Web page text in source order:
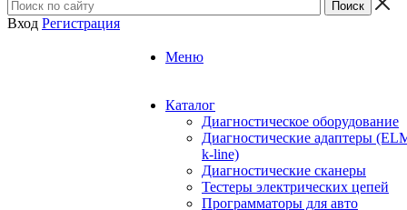
Вход Регистрация
Меню
Каталог
Диагностическое оборудование
Диагностические адаптеры
k-line)
Диагностические сканеры
Тестеры электрических цепей
Программаторы для авто